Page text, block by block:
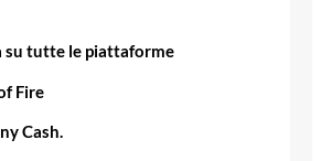
su tutte le piattaforme
Fire
Cash.